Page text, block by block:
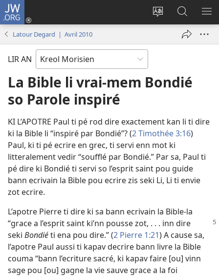
JW.ORG
Sanz
Koneksion
(ouver
tab
Fer
Resers
lor
Latour Degard | Avril 2010
LIR AN
La Bible li vrai-mem Bondié
so Parole inspiré
KI L’APOTRE Paul ti pé rod dire exactement kan li ti dire
ki la Bible li “inspiré par Bondié”? (2 Timothée 3:16)
Paul, ki ti pé ecrire en grec, ti servi enn mot ki
litteralement vedir “soufflé par Bondié.” Par sa, Paul ti
pé dire ki Bondié ti servi so l’esprit saint pou guide
bann ecrivain la Bible pou ecrire zis seki Li, Li ti envie
zot ecrire.
L’apotre Pierre ti dire ki sa bann ecrivain la Bible-la
“grace a l’esprit saint ki’nn pousse zot, . . . inn dire
seki Bondiéti ena pou dire.” (2 Pierre 1:21) A cause sa,
l’apotre Paul aussi ti kapav decrire bann livre la Bible
couma “bann l’ecriture sacré, ki kapav faire [ou] vinn
sage pou [ou] gagne la vie sauve grace a la foi